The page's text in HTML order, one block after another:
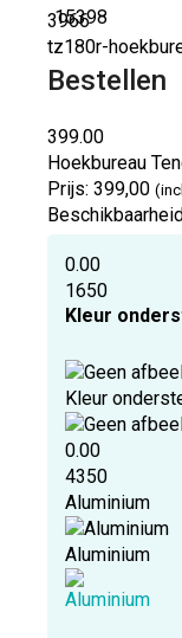
3966
tz180r-
Bestellen
399.00
Hoekbureau
Prijs: 399,00
0.00
1650
Kleur
Kleur
0.00
4350
Aluminium
Aluminium